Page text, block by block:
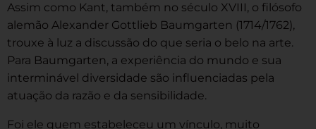
Assim como Kant, também no século XVIII, o filósofo
alemão Alexander Gottlieb Baumgarten (1714/1762),
trouxe à luz a discussão do que seria o belo na arte.
Para Baumgarten, a experiência do mundo e sua
interminável diversidade são influenciadas pela
atuação da razão e da sensibilidade.
Foi ele quem estabeleceu um vínculo, muito